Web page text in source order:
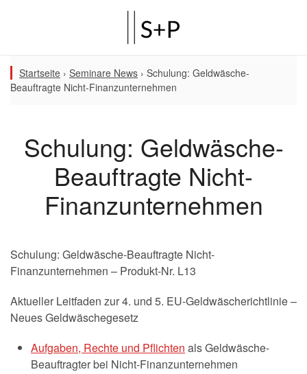
Startseite › Seminare News › Schulung: Geldwäsche-
Beauftragte Nicht-Finanzunternehmen
Schulung: Geldwäsche-
Beauftragte Nicht-
Finanzunternehmen
Schulung: Geldwäsche-Beauftragte Nicht-
Finanzunternehmen – Produkt-Nr. L13
Aktueller Leitfaden zur 4. und 5. EU-Geldwäscherichtlinie –
Neues Geldwäschegesetz
Aufgaben, Rechte und Pflichten als Geldwäsche-
Beauftragter bei Nicht-Finanzunternehmen